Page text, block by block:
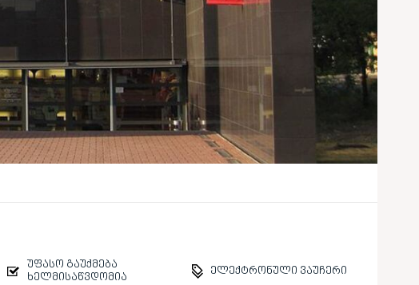
უფასო გაუქმება
ხელმისაწვდომია
ელექტრონული ვაუჩერი